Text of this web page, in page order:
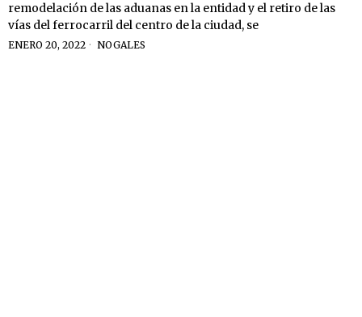
remodelación de las aduanas en la entidad y el retiro de las
vías del ferrocarril del centro de la ciudad, se
ENERO 20, 2022 NOGALES